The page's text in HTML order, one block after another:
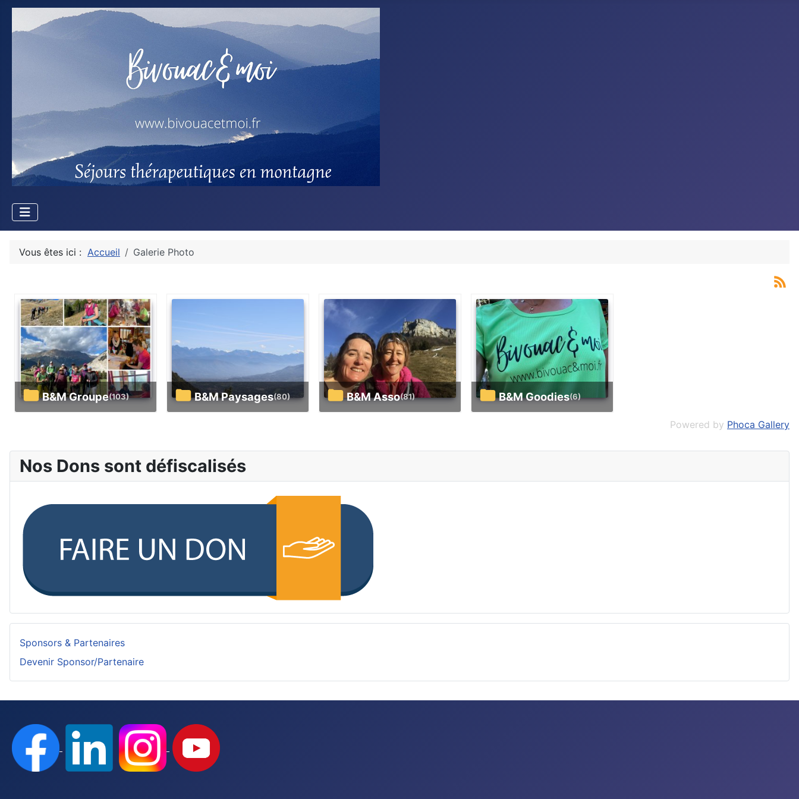
Vous êtes ici : Accueil Galerie Photo
B&M Groupe(103) B&M Paysages(80) B&M Asso(81) B&M Goodies(6)
Powered by Phoca Gallery
Nos Dons sont défiscalisés
Sponsors & Partenaires
Devenir Sponsor/Partenaire